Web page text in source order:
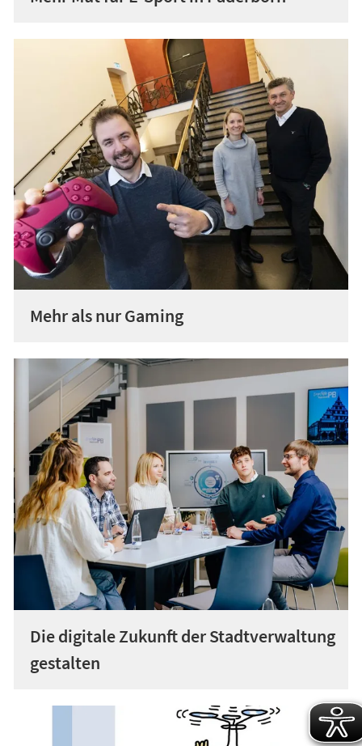
Mehr als nur Gaming
Die digitale Zukunft der Stadtverwaltung
gestalten